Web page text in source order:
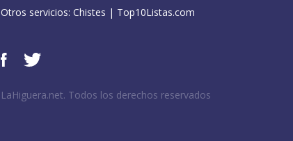
Otros servicios: Chistes | Top10Listas.com
LaHiguera.net. Todos los derechos reservados